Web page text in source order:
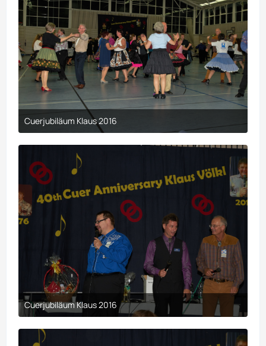
Cuerjubiläum Klaus 2016
9. April 2017 um 00:29
Cuerjubiläum Klaus 2016
9. April 2017 um 00:29